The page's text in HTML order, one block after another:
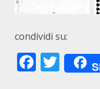
condividi su: